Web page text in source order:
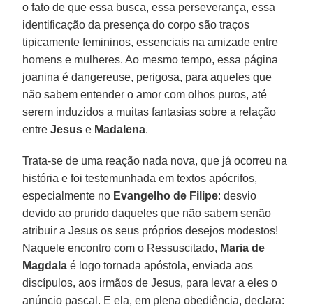
o fato de que essa busca, essa perseverança, essa
identificação da presença do corpo são traços
tipicamente femininos, essenciais na amizade entre
homens e mulheres. Ao mesmo tempo, essa página
joanina é dangereuse, perigosa, para aqueles que
não sabem entender o amor com olhos puros, até
serem induzidos a muitas fantasias sobre a relação
entreJesus e Madalena.
Trata-se de uma reação nada nova, que já ocorreu na
história e foi testemunhada em textos apócrifos,
especialmente no Evangelho de Filipe: desvio
devido ao prurido daqueles que não sabem senão
atribuir a Jesus os seus próprios desejos modestos!
Naquele encontro com o Ressuscitado, Maria de
Magdala é logo tornada apóstola, enviada aos
discípulos, aos irmãos de Jesus, para levar a eles o
anúncio pascal. E ela, em plena obediência, declara: